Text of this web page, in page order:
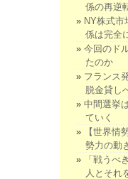
係の再逆
NY株式
係は完全
今回のド
たのか
フランス
脱金貸し
中間選挙
ていく
【世界
勢力の動
「戦うべ
人とそれ